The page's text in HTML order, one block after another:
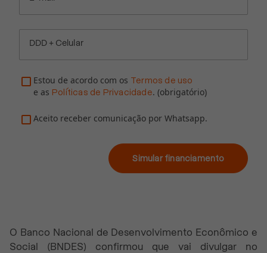
DDD + Celular
Estou de acordo com os Termos de uso
e as Políticas de Privacidade. (obrigatório)
Aceito receber comunicação por Whatsapp.
Simular financiamento
O Banco Nacional de Desenvolvimento Econômico e
Social (BNDES) confirmou que vai divulgar no